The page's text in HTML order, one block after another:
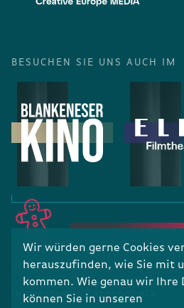
Wir würden gerne Cookies
herauszufinden, wie Sie mit
kommen. Wie genau wir Ihre
können Sie in unseren
BESUCHEN SIE UNS AUCH IM
RECHTLICHES
Impressum Datenschutz